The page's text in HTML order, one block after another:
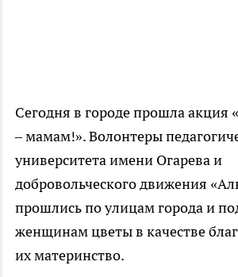
Сегодня в городе прошла акция
– мамам!». Волонтеры
университета имени Огарева и
добровольческого движения
прошлись по улицам города и
женщинам цветы в качестве
их материнство.